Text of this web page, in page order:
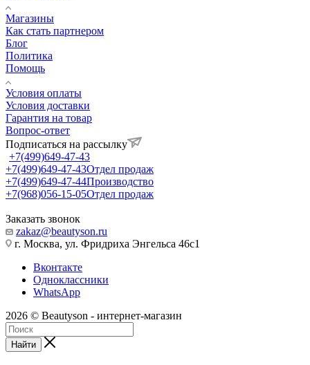
Магазины
Как стать партнером
Блог
Политика
Помощь
Условия оплаты
Условия доставки
Гарантия на товар
Вопрос-ответ
Подписаться на рассылку
+7(499)649-47-43
+7(499)649-47-43Отдел продаж
+7(499)649-47-44Производство
+7(968)056-15-05Отдел продаж
Заказать звонок
zakaz@beautyson.ru
г. Москва, ул. Фридриха Энгельса 46с1
Вконтакте
Одноклассники
WhatsApp
2026 © Beautyson - интернет-магазин
Найти